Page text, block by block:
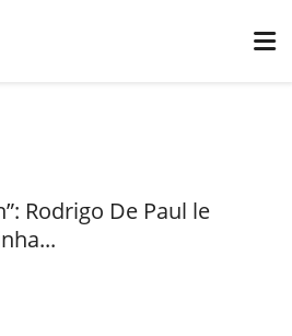
Rodrigo De Paul le